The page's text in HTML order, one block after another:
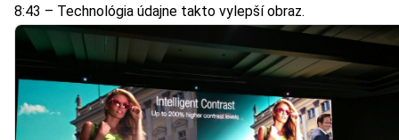
8:43 – Technológia údajne takto vylepší obraz.